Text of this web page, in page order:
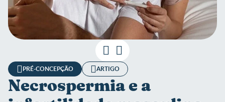
PRÉ-CONCEPÇÃO ARTIGO
Necrospermia e a